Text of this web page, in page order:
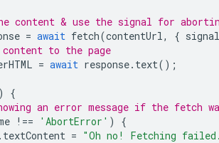
content & use the signal for
= await fetch(contentUrl, { signal
to the page
= await response. text();
)
{
an error message if the fetch
!== 'AbortError' )
{
. textContent = "Oh no! Fetching